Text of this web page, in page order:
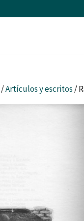
/Artículos y escritos /